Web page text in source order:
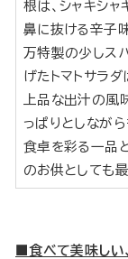
根は、シャキシャ
鼻に抜ける辛子
万特製の少しス
げたトマトサラダ
上品な出汁の風
っぱりとしなが
食卓を彩る一品
のお供としても最
■食べて美味しい